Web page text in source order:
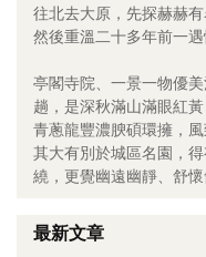
享樂隨手拍
影音區
創意出版服務
關於Yilan
往北去大原，先探赫赫
然後重溫二十多年前一
亭閣寺院、一景一物優
趟，是深秋滿山滿眼紅
青蔥龍豐濃腴碩環擁，
其大有別於城區名園，
繞，更覺幽遠幽靜、舒
最新文章